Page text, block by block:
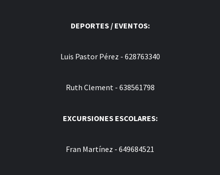
DEPORTES / EVENTOS:
Luis Pastor Pérez - 628763340
Ruth Clement - 638561798
EXCURSIONES ESCOLARES:
Fran Martínez - 649684521